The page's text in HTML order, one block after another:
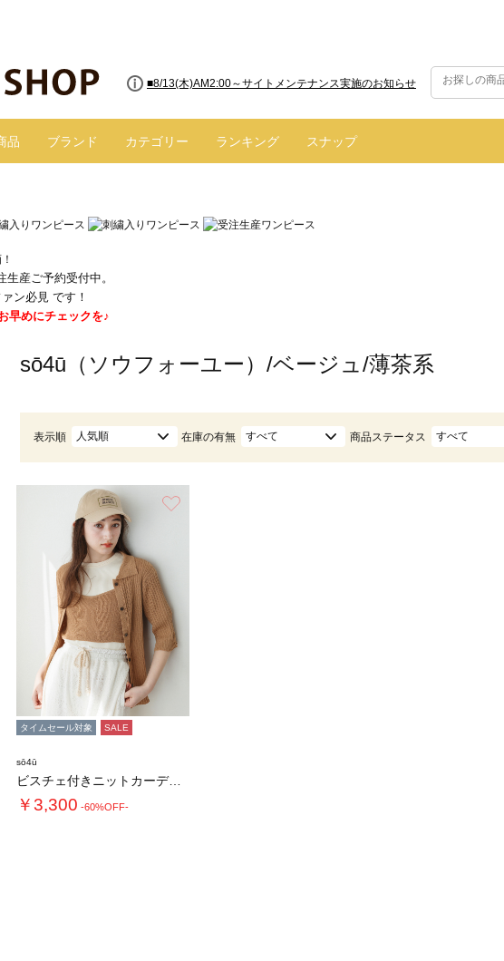
■8/13(木)AM2:00～サイトメンテナンス実施のお知らせ
品 ブランド カテゴリー ランキング スナップ
産ご予約受付中。
ン必見 です！
早めにチェックを♪
sō4ū（ソウフォーユー）/ベージュ/薄茶系
表示順 人気順 在庫の有無 すべて 商品ステータス すべて
タイムセール対象 SALE
sō4ū
ビスチェ付きニットカーディガン
￥3,300 -60%OFF-